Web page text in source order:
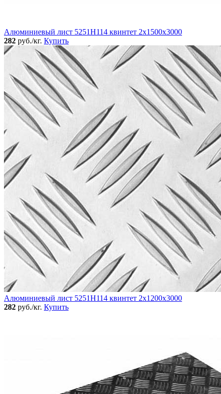
Алюминиевый лист 5251Н114 квинтет 2х1500х3000
282 руб./кг. Купить
Алюминиевый лист 5251Н114 квинтет 2х1200х3000
282 руб./кг. Купить